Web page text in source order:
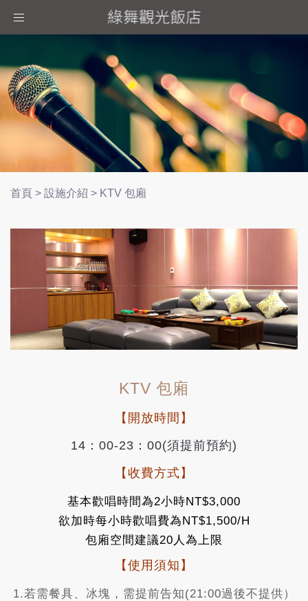
Toggle
首頁 > 設施介紹 > KTV 包廂
KTV 包廂
【開放時間】
14：00-23：00(須提前預約)
【收費方式】
基本歡唱時間為2小時NT$3,000
欲加時每小時歡唱費為NT$1,500/H
包廂空間建議20人為上限
【使用須知】
1.若需餐具、冰塊，需提前告知(21:00過後不提供）